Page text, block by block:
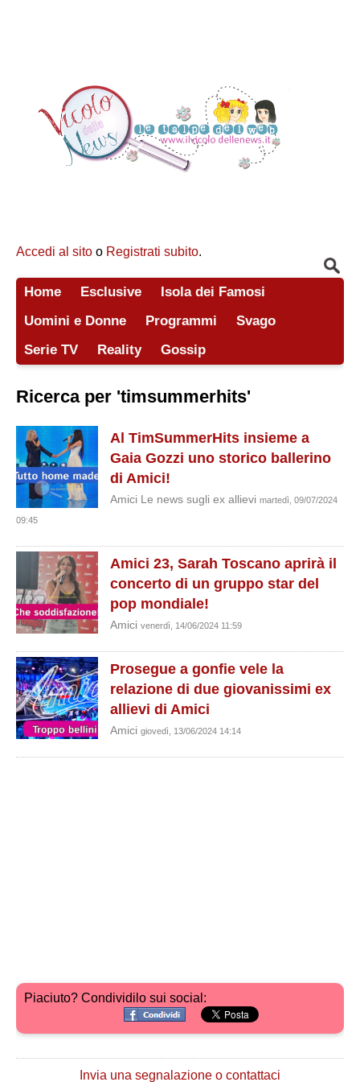
Accedi al sito o Registrati subito.
Home Esclusive
Isola dei Famosi
Uomini e Donne
Programmi
Svago
Serie TV
Reality Gossip
Ricerca per 'timsummerhits'
Al TimSummerHits insieme a
Gaia Gozzi uno storico ballerino
di Amici!
Amici Le news sugli ex allievi martedì, 09/07/2024
09:45
Amici 23, Sarah Toscano aprirà il
concerto di un gruppo star del
pop mondiale!
Amici venerdì, 14/06/2024 11:59
Prosegue a gonfie vele la
relazione di due giovanissimi ex
allievi di Amici
Amici giovedì, 13/06/2024 14:14
Piaciuto? Condividilo sui social:
Invia una segnalazione o contattaci